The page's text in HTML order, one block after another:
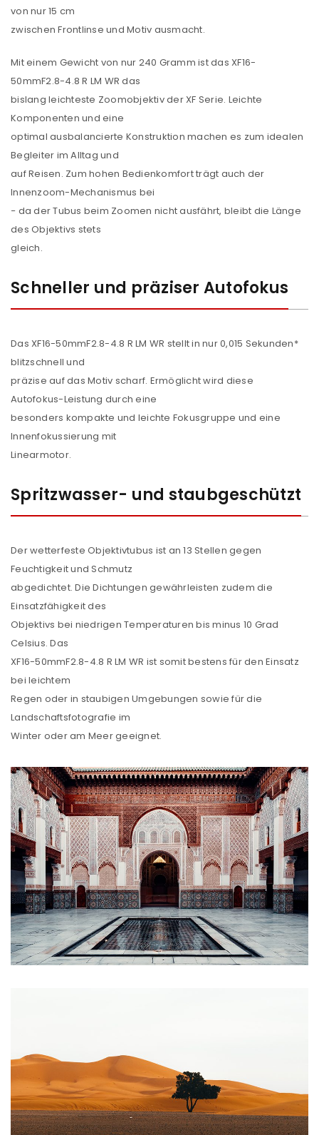
ANMELDEN
Anmeldeformular geschützt durch
Angemeldet bleiben
Ein Link zum Erstellen eines neuen Passworts wird an
deine E-Mail-Adresse gesendet.
NEWSLETTER ABONNIEREN
Please select all the ways you would like to hear from
us
Ja, ich möchte ein Kundenkonto eröffnen und
akzeptiere dieDatenschutzerklärung. *
REGISTRIEREN
von nur 15 cm
zwischen Frontlinse und Motiv ausmacht.
Mit einem Gewicht von nur 240 Gramm ist das XF16-
50mmF2.8-4.8 R LM WR das
bislang leichteste Zoomobjektiv der XF Serie. Leichte
Komponenten und eine
optimal ausbalancierte Konstruktion machen es zum idealen
Begleiter im Alltag und
auf Reisen. Zum hohen Bedienkomfort trägt auch der
Innenzoom-Mechanismus bei
− da der Tubus beim Zoomen nicht ausfährt, bleibt die Länge
des Objektivs stets
gleich.
Schneller und präziser Autofokus
Das XF16-50mmF2.8-4.8 R LM WR stellt in nur 0,015 Sekunden*
blitzschnell und
präzise auf das Motiv scharf. Ermöglicht wird diese
Autofokus-Leistung durch eine
besonders kompakte und leichte Fokusgruppe und eine
Innenfokussierung mit
Linearmotor.
Spritzwasser- und staubgeschützt
Der wetterfeste Objektivtubus ist an 13 Stellen gegen
Feuchtigkeit und Schmutz
abgedichtet. Die Dichtungen gewährleisten zudem die
Einsatzfähigkeit des
Objektivs bei niedrigen Temperaturen bis minus 10 Grad
Celsius. Das
XF16-50mmF2.8-4.8 R LM WR ist somit bestens für den Einsatz
bei leichtem
Regen oder in staubigen Umgebungen sowie für die
Landschaftsfotografie im
Winter oder am Meer geeignet.